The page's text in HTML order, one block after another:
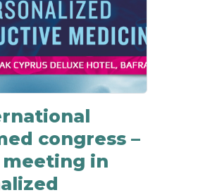
congress –
in